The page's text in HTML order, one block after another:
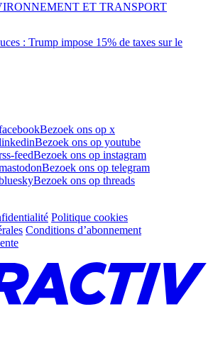
: Trump impose 15% de taxes sur le
ET TRANSPORT
Bezoek ons op x
Bezoek ons op youtube
feedBezoek ons op instagram
Bezoek ons op telegram
Bezoek ons op threads
Politique cookies
Conditions d’abonnement